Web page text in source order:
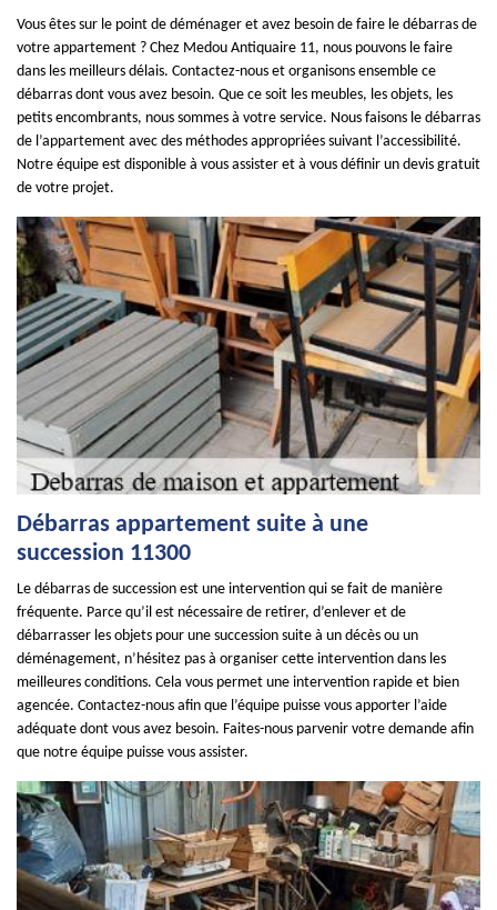
Vous êtes sur le point de déménager et avez besoin de faire le débarras de
votre appartement ? Chez Medou Antiquaire 11, nous pouvons le faire
dans les meilleurs délais. Contactez-nous et organisons ensemble ce
débarras dont vous avez besoin. Que ce soit les meubles, les objets, les
petits encombrants, nous sommes à votre service. Nous faisons le débarras
de l’appartement avec des méthodes appropriées suivant l’accessibilité.
Notre équipe est disponible à vous assister et à vous définir un devis gratuit
de votre projet.
Débarras appartement suite à une
succession 11300
Le débarras de succession est une intervention qui se fait de manière
fréquente. Parce qu’il est nécessaire de retirer, d’enlever et de
débarrasser les objets pour une succession suite à un décès ou un
déménagement, n’hésitez pas à organiser cette intervention dans les
meilleures conditions. Cela vous permet une intervention rapide et bien
agencée. Contactez-nous afin que l’équipe puisse vous apporter l’aide
adéquate dont vous avez besoin. Faites-nous parvenir votre demande afin
que notre équipe puisse vous assister.